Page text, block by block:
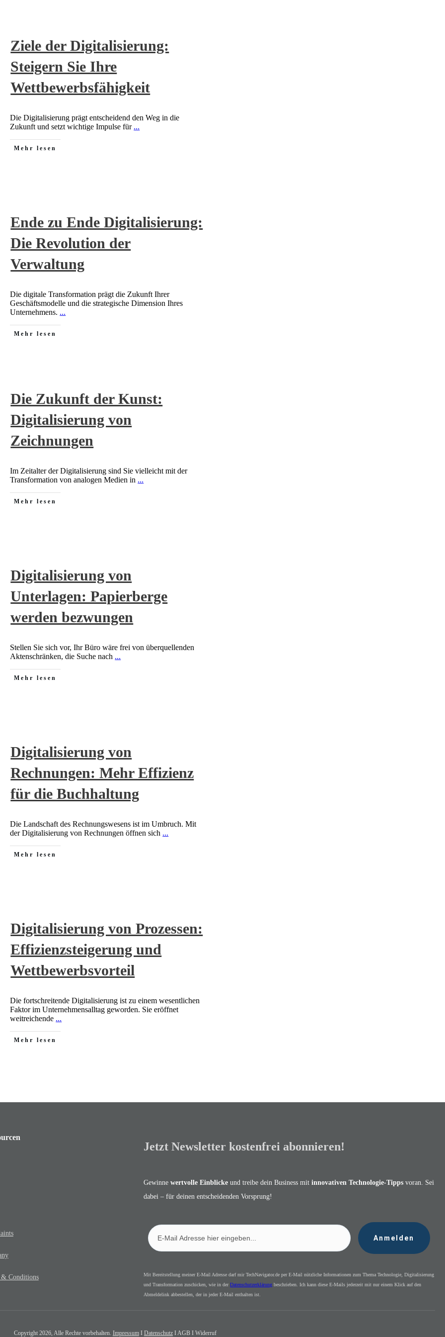
Ziele der Digitalisierung:
Steigern Sie Ihre
Wettbewerbsfähigkeit
Die Digitalisierung prägt entscheidend den Weg in die
Zukunft und setzt wichtige Impulse für ...
Mehr lesen
Ende zu Ende Digitalisierung:
Die Revolution der
Verwaltung
Die digitale Transformation prägt die Zukunft Ihrer
Geschäftsmodelle und die strategische Dimension Ihres
Unternehmens. ...
Mehr lesen
Die Zukunft der Kunst:
Digitalisierung von
Zeichnungen
Im Zeitalter der Digitalisierung sind Sie vielleicht mit der
Transformation von analogen Medien in ...
Mehr lesen
Digitalisierung von
Unterlagen: Papierberge
werden bezwungen
Stellen Sie sich vor, Ihr Büro wäre frei von überquellenden
Aktenschränken, die Suche nach ...
Mehr lesen
Digitalisierung von
Rechnungen: Mehr Effizienz
für die Buchhaltung
Die Landschaft des Rechnungswesens ist im Umbruch. Mit
der Digitalisierung von Rechnungen öffnen sich ...
Mehr lesen
Digitalisierung von Prozessen:
Effizienzsteigerung und
Wettbewerbsvorteil
Die fortschreitende Digitalisierung ist zu einem wesentlichen
Faktor im Unternehmensalltag geworden. Sie eröffnet
weitreichende ...
Mehr lesen
& Conditions
Jetzt Newsletter kostenfrei abonnieren!
Gewinnewertvolle Einblicke und treibe dein Business mitinnovativen Technologie-Tipps voran. Sei
dabei – für deinen entscheidenden Vorsprung!
Anmelden
Mit Bereitstellung meiner E-Mail Adresse darf mir TechNavigator.de per E-Mail nützliche Informationen zum Thema Technologie, Digitalisierung
und Transformation zuschicken, wie in derDatenschutzerklärung beschrieben. Ich kann diese E-Mails jederzeit mit nur einem Klick auf den
Abmeldelink abbestellen, der in jeder E-Mail enthalten ist.
Copyright 2026, Alle Rechte vorbehalten. ImpressumI DatenschutzI AGB I Widerruf